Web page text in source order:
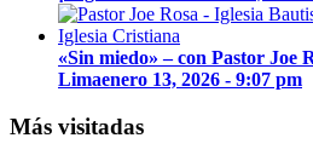
«Sin miedo» – con Pastor Joe
Limaenero 13, 2026 - 9:07 pm
Más visitadas